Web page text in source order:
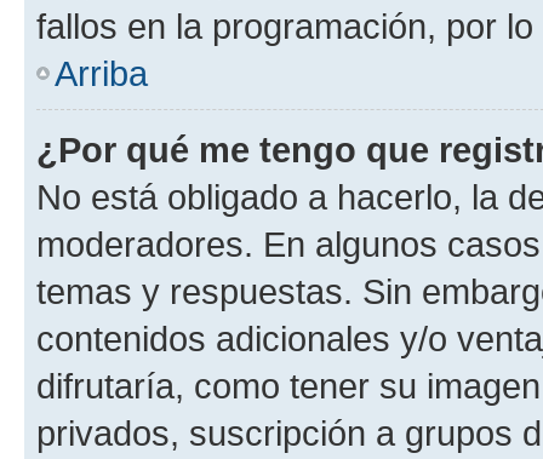
fallos en la programación, por
Arriba
¿Por qué me tengo que
No está obligado a hacerlo, la
moderadores. En algunos
temas y respuestas. Sin
contenidos adicionales y/o
difrutaría, como tener su
privados, suscripción a grupos